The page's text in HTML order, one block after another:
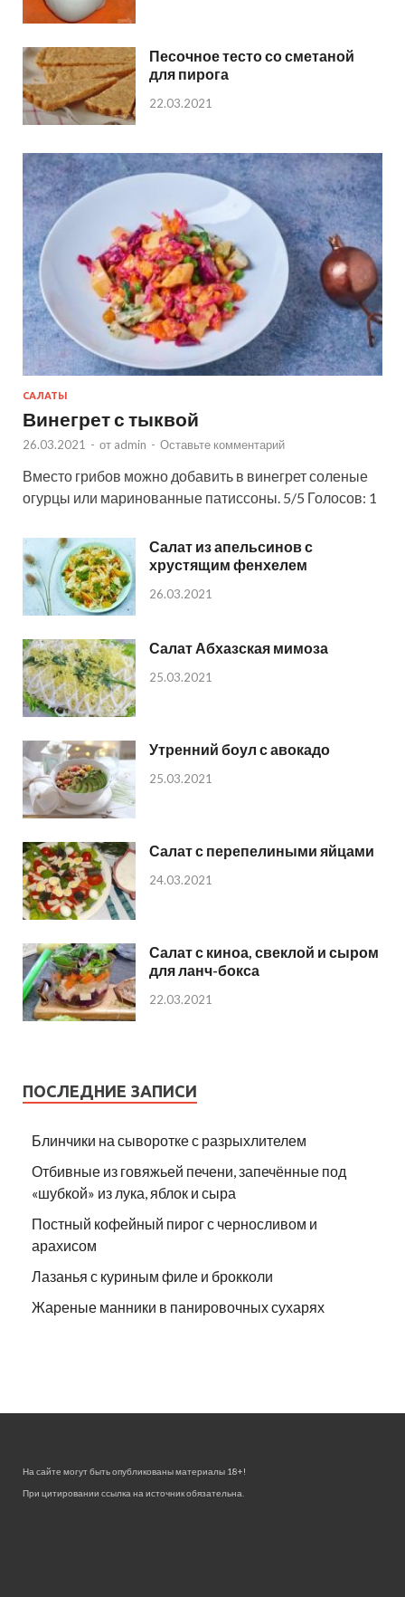
Песочное тесто со сметаной
для пирога
22.03.2021
САЛАТЫ
Винегрет с тыквой
26.03.2021 - от admin - Оставьте комментарий
Вместо грибов можно добавить в винегрет соленые
огурцы или маринованные патиссоны. 5/5 Голосов: 1
Салат из апельсинов с
хрустящим фенхелем
26.03.2021
Салат Абхазская мимоза
25.03.2021
Утренний боул с авокадо
25.03.2021
Салат с перепелиными яйцами
24.03.2021
Салат с киноа, свеклой и сыром
для ланч-бокса
22.03.2021
ПОСЛЕДНИЕ ЗАПИСИ
Блинчики на сыворотке с разрыхлителем
Отбивные из говяжьей печени, запечённые под
«шубкой» из лука, яблок и сыра
Постный кофейный пирог с черносливом и
арахисом
Лазанья с куриным филе и брокколи
Жареные манники в панировочных сухарях
На сайте могут быть опубликованы материалы 18+!
При цитировании ссылка на источник обязательна.